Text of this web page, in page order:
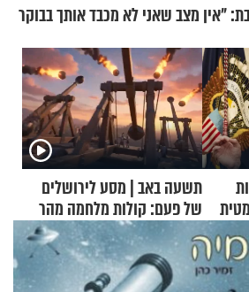
"אין מצב שאני לא מכבד אותך בבוקר
תשעה באב | מסע לירושלים
של פעם: קולות מלחמה מהר
הזיתים